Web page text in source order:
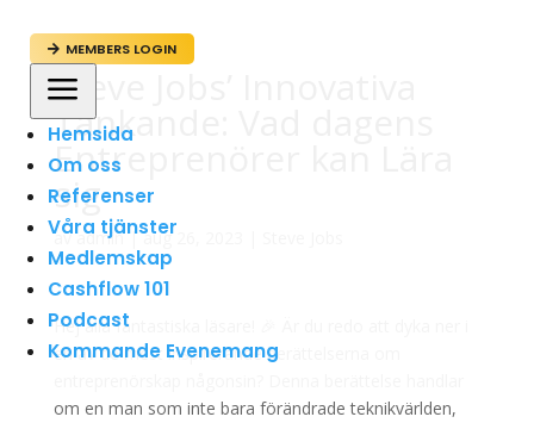
 MEMBERS LOGIN
a
Hemsida
Om oss
Referenser
Våra tjänster
Medlemskap
Cashflow 101
Podcast
Kommande Evenemang
Steve Jobs’ Innovativa
Tänkande: Vad dagens
Entreprenörer kan Lära
sig
avadmin|aug 26, 2023
Hej alla fantastiska läsare! 🎉 Är du redo att dyka ner i
en av de mest inspirerande berättelserna om
om en man som inte bara förändrade teknikvärlden,